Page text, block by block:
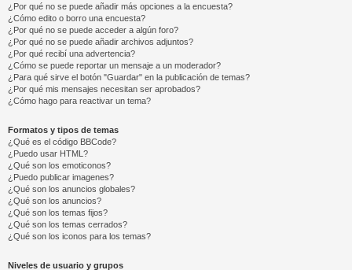
¿Por qué no se puede añadir más opciones a la encuesta?
¿Cómo edito o borro una encuesta?
¿Por qué no se puede acceder a algún foro?
¿Por qué no se puede añadir archivos adjuntos?
¿Por qué recibí una advertencia?
¿Cómo se puede reportar un mensaje a un moderador?
¿Para qué sirve el botón "Guardar" en la publicación de temas?
¿Por qué mis mensajes necesitan ser aprobados?
¿Cómo hago para reactivar un tema?
Formatos y tipos de temas
¿Qué es el código BBCode?
¿Puedo usar HTML?
¿Qué son los emoticonos?
¿Puedo publicar imagenes?
¿Qué son los anuncios globales?
¿Qué son los anuncios?
¿Qué son los temas fijos?
¿Qué son los temas cerrados?
¿Qué son los iconos para los temas?
Niveles de usuario y grupos